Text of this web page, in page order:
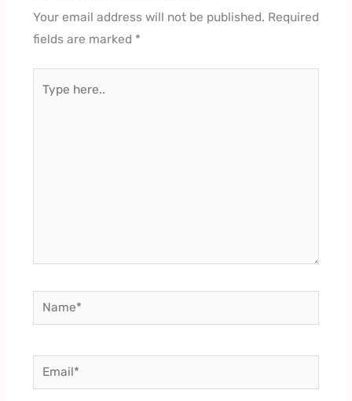
Your email address will not be published. Required
fields are marked *
here..
Name*
Email*